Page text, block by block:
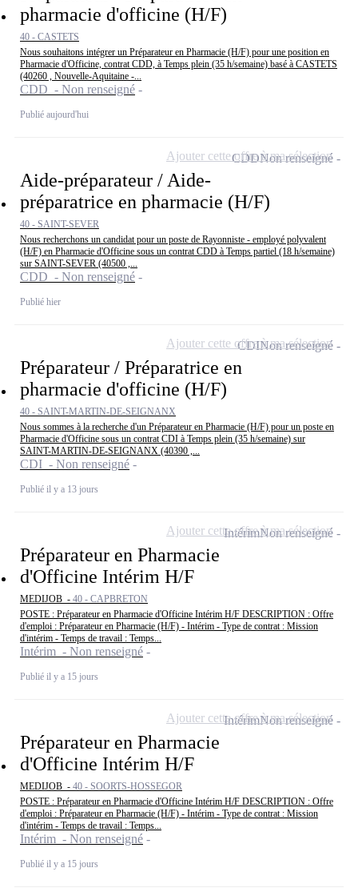
pharmacie d'officine (H/F)
40 - CASTETS
Nous souhaitons intégrer un Préparateur en Pharmacie (H/F) pour une position en
Pharmacie d'Officine, contrat CDD, à Temps plein (35 h/semaine) basé à CASTETS
(40260 , Nouvelle-Aquitaine -...
CDD - Non renseigné
Publié aujourd'hui
Aide-préparateur / Aide-
préparatrice en pharmacie (H/F)
40 - SAINT-SEVER
Nous recherchons un candidat pour un poste de Rayonniste - employé polyvalent
(H/F) en Pharmacie d'Officine sous un contrat CDD à Temps partiel (18 h/semaine)
sur SAINT-SEVER (40500 ,...
CDD - Non renseigné
Publié hier
CDDNon renseigné
Ajouter cette offre à ma sélection
Préparateur / Préparatrice en
pharmacie d'officine (H/F)
40 - SAINT-MARTIN-DE-SEIGNANX
Nous sommes à la recherche d'un Préparateur en Pharmacie (H/F) pour un poste en
Pharmacie d'Officine sous un contrat CDI à Temps plein (35 h/semaine) sur
SAINT-MARTIN-DE-SEIGNANX (40390 ,...
CDI - Non renseigné
Publié il y a 13 jours
CDINon renseigné
Ajouter cette offre à ma sélection
Préparateur en Pharmacie
d'Officine Intérim H/F
MEDIJOB - 40 - CAPBRETON
POSTE : Préparateur en Pharmacie d'Officine Intérim H/F DESCRIPTION : Offre
d'emploi : Préparateur en Pharmacie (H/F) - Intérim - Type de contrat : Mission
d'intérim - Temps de travail : Temps...
Intérim - Non renseigné
Publié il y a 15 jours
IntérimNon renseigné
Ajouter cette offre à ma sélection
Préparateur en Pharmacie
d'Officine Intérim H/F
MEDIJOB - 40 - SOORTS-HOSSEGOR
POSTE : Préparateur en Pharmacie d'Officine Intérim H/F DESCRIPTION : Offre
d'emploi : Préparateur en Pharmacie (H/F) - Intérim - Type de contrat : Mission
d'intérim - Temps de travail : Temps...
Intérim - Non renseigné
Publié il y a 15 jours
IntérimNon renseigné
Ajouter cette offre à ma sélection